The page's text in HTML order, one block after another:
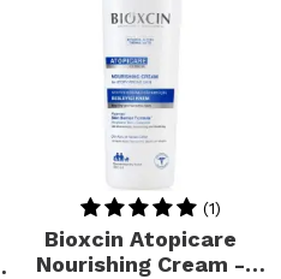
(1)
Bioxcin Atopicare
Nourishing Cream -